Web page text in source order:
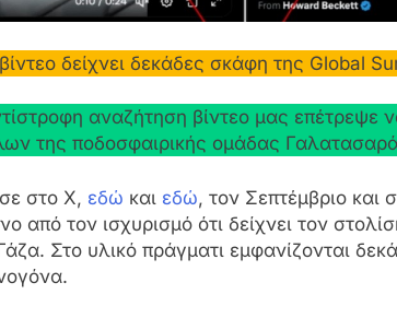
δείχνει δεκάδες σκάφη της Global
αναζήτηση βίντεο μας επέτρεψε να
της ποδοσφαιρικής ομάδας
στο X, εδώ και εδώ, τον Σεπτέμβριο και
από τον ισχυρισμό ότι δείχνει τον
Στο υλικό πράγματι εμφανίζονται